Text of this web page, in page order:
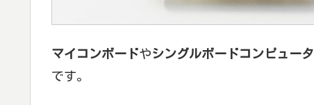
マイコンボードやシングルボードコンピュータ
です。